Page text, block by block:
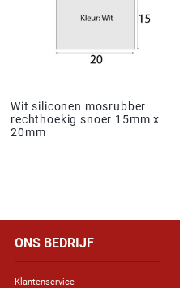
Wit siliconen mosrubber
rechthoekig snoer 15mm x
20mm
ONS BEDRIJF
Klantenservice